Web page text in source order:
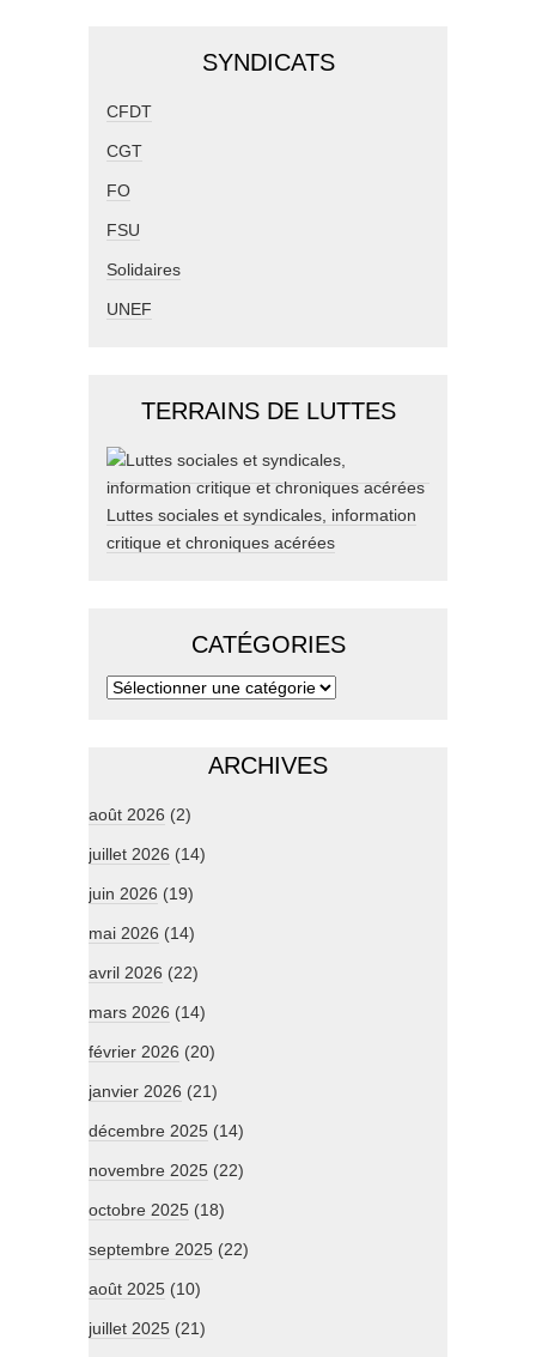
SYNDICATS
CFDT
CGT
FO
FSU
Solidaires
UNEF
TERRAINS DE LUTTES
Luttes sociales et syndicales, information
critique et chroniques acérées
CATÉGORIES
ARCHIVES
août 2026 (2)
juillet 2026 (14)
juin 2026 (19)
mai 2026 (14)
avril 2026 (22)
mars 2026 (14)
février 2026 (20)
janvier 2026 (21)
décembre 2025 (14)
novembre 2025 (22)
octobre 2025 (18)
septembre 2025 (22)
août 2025 (10)
juillet 2025 (21)